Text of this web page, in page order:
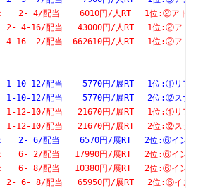
　 2- 4/配当    6010円/人RT　 1位:②アドマイ
2- 4-16/配当   43000円/人RT　 1位:②アドマイ
4-16- 2/配当  662610円/人RT　 1位:②アドマイ
]: 1-10-12/配当    5770円/展RT　 1位
]: 1-10-12/配当    5770円/展RT　 2位
]: 1-12-10/配当   21670円/展RT　 1位
]: 1-12-10/配当   21670円/展RT　 2位
]：　 2- 6/配当    6570円/展RT　 2位
]：　 6- 2/配当   17990円/展RT　 2位
]：　 6- 8/配当   10380円/展RT　 2位
]: 2- 6- 8/配当   65950円/展RT　 2位